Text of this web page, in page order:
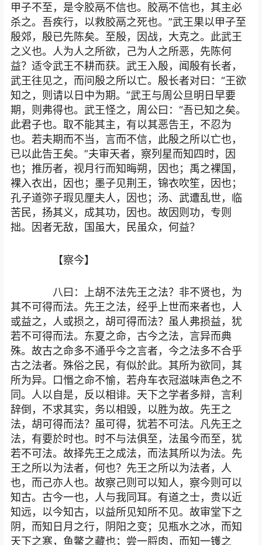
甲子不至，是令胶鬲不信也。胶鬲不信也，其主必
杀之。吾疾行，以救胶鬲之死也。”武王果以甲子至
殷郊，殷已先陈矣。至殷，因战，大克之。此武王
之义也。人为人之所欲，己为人之所恶，先陈何
益？适令武王不耕而获。武王入殷，闻殷有长者，
武王往见之，而问殷之所以亡。殷长者对曰：“王欲
知之，则请以日中为期。”武王与周公旦明日早要
期，则弗得也。武王怪之，周公曰：“吾已知之矣。
此君子也。取不能其主，有以其恶告王，不忍为
也。若夫期而不当，言而不信，此殷之所以亡也，
已以此告王矣。”夫审天者，察列星而知四时，因
也；推历者，视月行而知晦朔，因也；禹之裸国，
裸入衣出，因也；墨子见荆王，锦衣吹笙，因也；
孔子道弥子瑕见厘夫人，因也；汤、武遭乱世，临
苦民，扬其义，成其功，因也。故因则功，专则
拙。因者无敌，国虽大，民虽众，何益？
【察今】
八曰：上胡不法先王之法？非不贤也，为
其不可得而法。先王之法，经乎上世而来者也，人
或益之，人或损之，胡可得而法？虽人弗损益，犹
若不可得而法。东夏之命，古今之法，言异而典
殊。故古之命多不通乎今之言者，今之法多不合乎
古之法者。殊俗之民，有似於此。其所为欲同，其
所为异。口惽之命不愉，若舟车衣冠滋味声色之不
同。人以自是，反以相诽。天下之学者多辩，言利
辞倒，不求其实，务以相毁，以胜为故。先王之
法，胡可得而法？虽可得，犹若不可法。凡先王之
法，有要於时也。时不与法俱至，法虽今而至，犹
若不可法。故择先王之成法，而法其所以为法。先
王之所以为法者，何也？先王之所以为法者，人
也，而己亦人也。故察己则可以知人，察今则可以
知古。古今一也，人与我同耳。有道之士，贵以近
知远，以今知古，以益所见知所不见。故审堂下之
阴，而知日月之行，阴阳之变；见瓶水之冰，而知
天下之寒，鱼鳖之藏也；尝一脟肉，而知一镬之